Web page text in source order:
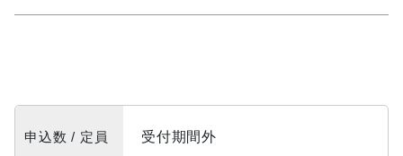
申込数 / 定員 受付期間外